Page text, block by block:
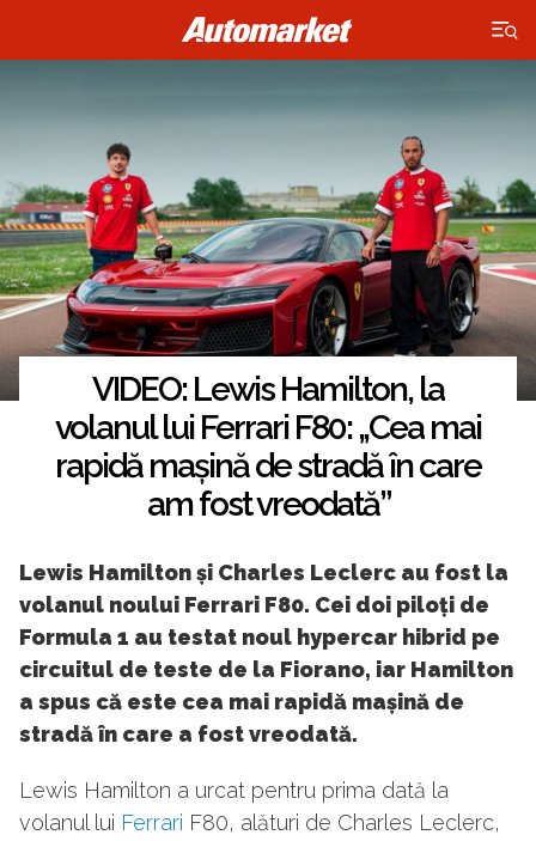
×
VIDEO: Lewis Hamilton, la
volanul lui Ferrari F80: „Cea mai
rapidă mașină de stradă în care
am fost vreodată”
Lewis Hamilton și Charles Leclerc au fost la
volanul noului Ferrari F80. Cei doi piloți de
Formula 1 au testat noul hypercar hibrid pe
circuitul de teste de la Fiorano, iar Hamilton
a spus că este cea mai rapidă mașină de
stradă în care a fost vreodată.
Lewis Hamilton a urcat pentru prima dată la
volanul lui Ferrari F80, alături de Charles Leclerc,